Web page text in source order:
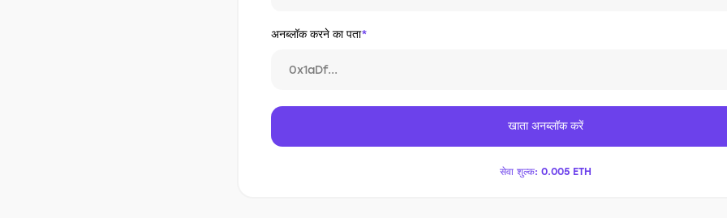
अनब्लॉक करने का पता*
खाता अनब्लॉक करें
सेवा शुल्क: 0.005 ETH